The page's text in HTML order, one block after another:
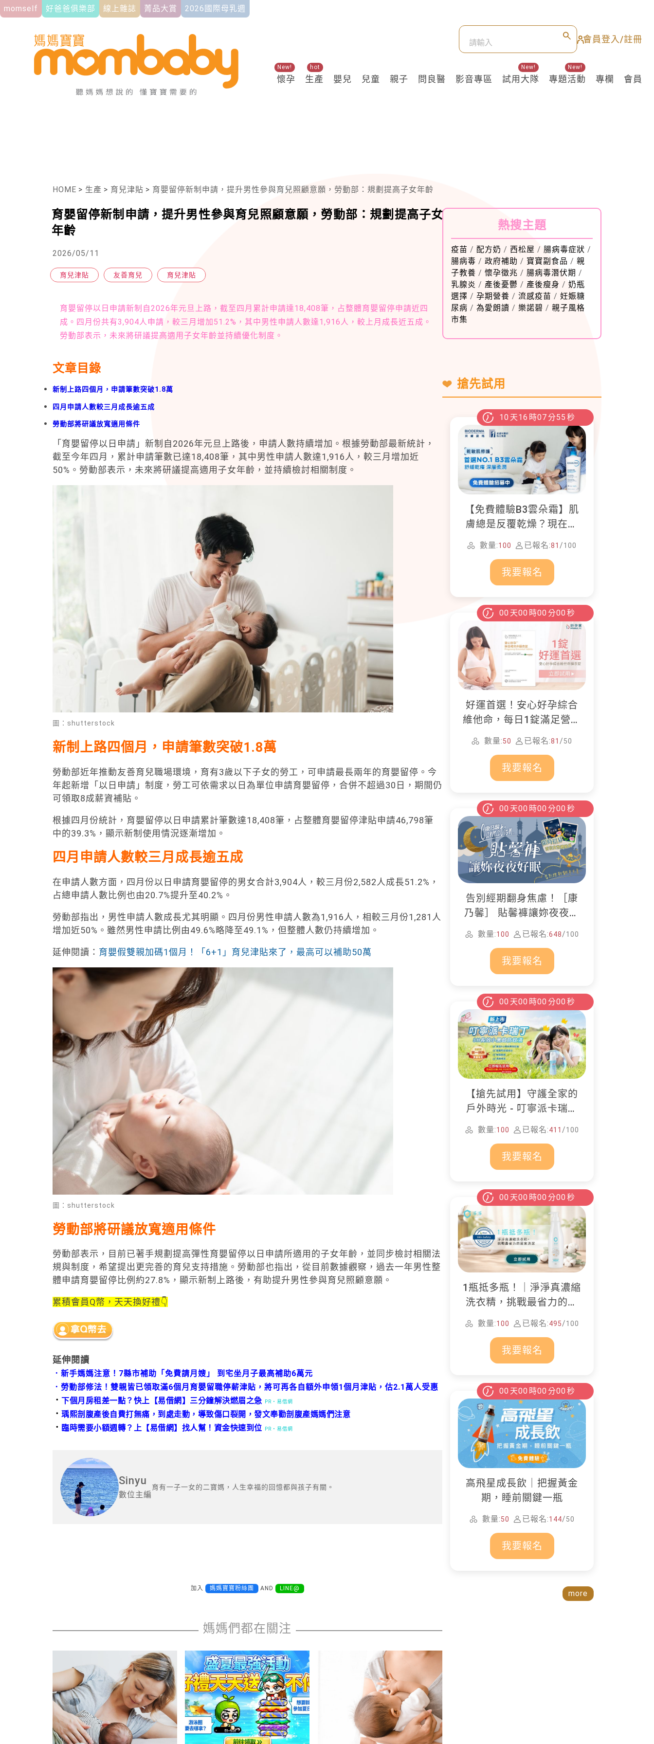
momself 好爸爸俱樂部 線上雜誌 菁品大賞 2026國際母乳週
會員登入/註冊
懷孕
New!
生產
hot
嬰兒 兒童 親子 問良醫 影音專區 試用大隊
New!
專題活動
New!
專欄 會員
HOME > 生產 > 育兒津貼 > 育嬰留停新制申請，提升男性參與育兒照顧意願，勞動部：規劃提高子女年齡
育嬰留停新制申請，提升男性參與育兒照顧意願，勞動部：規劃提高子女
年齡
2026/05/11
育兒津貼 友善育兒 育兒津貼
育嬰留停以日申請新制自2026年元旦上路，截至四月累計申請達18,408筆，占整體育嬰留停申請近四
成。四月份共有3,904人申請，較三月增加51.2%，其中男性申請人數達1,916人，較上月成長近五成。
勞動部表示，未來將研議提高適用子女年齡並持續優化制度。
文章目錄
新制上路四個月，申請筆數突破1.8萬
四月申請人數較三月成長逾五成
勞動部將研議放寬適用條件
「育嬰留停以日申請」新制自2026年元旦上路後，申請人數持續增加。根據勞動部最新統計，
截至今年四月，累計申請筆數已達18,408筆，其中男性申請人數達1,916人，較三月增加近
50%。勞動部表示，未來將研議提高適用子女年齡，並持續檢討相關制度。
圖：shutterstock
新制上路四個月，申請筆數突破1.8萬
勞動部近年推動友善育兒職場環境，育有3歲以下子女的勞工，可申請最長兩年的育嬰留停。今
年起新增「以日申請」制度，勞工可依需求以日為單位申請育嬰留停，合併不超過30日，期間仍
可領取8成薪資補貼。
根據四月份統計，育嬰留停以日申請累計筆數達18,408筆，占整體育嬰留停津貼申請46,798筆
中的39.3%，顯示新制使用情況逐漸增加。
四月申請人數較三月成長逾五成
在申請人數方面，四月份以日申請育嬰留停的男女合計3,904人，較三月份2,582人成長51.2%，
占總申請人數比例也由20.7%提升至40.2%。
勞動部指出，男性申請人數成長尤其明顯。四月份男性申請人數為1,916人，相較三月份1,281人
增加近50%。雖然男性申請比例由49.6%略降至49.1%，但整體人數仍持續增加。
延伸閱讀： 育嬰假雙親加碼1個月！「6+1」育兒津貼來了，最高可以補助50萬
圖：shutterstock
勞動部將研議放寬適用條件
勞動部表示，目前已著手規劃提高彈性育嬰留停以日申請所適用的子女年齡，並同步檢討相關法
規與制度，希望提出更完善的育兒支持措施。勞動部也指出，從目前數據觀察，過去一年男性整
體申請育嬰留停比例約27.8%，顯示新制上路後，有助提升男性參與育兒照顧意願。
累積會員Q幣，天天換好禮👇
延伸閱讀
． 新手媽媽注意！7縣市補助「免費請月嫂」 到宅坐月子最高補助6萬元
． 勞動部修法！雙親皆已領取滿6個月育嬰留職停薪津貼，將可再各自額外申領1個月津貼，估2.1萬人受惠
．下個月房租差一點？快上【易借網】三分鐘解決燃眉之急 PR・易借網
．瑀熙剖腹產後自費打無痛，到處走動，導致傷口裂開，發文奉勸剖腹產媽媽們注意
． 臨時需要小額週轉？上【易借網】找人幫！資金快速到位 PR・易借網
Sinyu
數位主編
育有一子一女的二寶媽，人生幸福的回憶都與孩子有關。
加入 媽媽寶寶粉絲團 AND LINE@
媽媽們都在關注
熱搜主題
疫苗 / 配方奶 / 西松屋 / 腸病毒症狀 /
腸病毒 / 政府補助 / 寶寶副食品 / 親
子教養 / 懷孕徵兆 / 腸病毒潛伏期 /
乳腺炎 / 產後憂鬱 / 產後瘦身 / 奶瓶
選擇 / 孕期營養 / 流感疫苗 / 妊娠糖
尿病 / 為愛朗讀 / 樂諾碧 / 親子風格
市集
搶先試用
10 天16 時07分54 秒
【免費體驗B3雲朵霜】肌
膚總是反覆乾燥？現在就
加入貝膚黛瑪修護體驗計
畫！
數量:100 已報名:81 /100
我要報名
00 天00 時00 分00 秒
好運首選！安心好孕綜合
維他命，每日1錠滿足營養
所需
數量:50 已報名:81 /50
我要報名
00 天00 時00 分00 秒
告別經期翻身焦慮！［康
乃馨］ 貼馨褲讓妳夜夜好
數量:100 已報名:648/100
我要報名
00 天00 時00 分00 秒
【搶先試用】守護全家的
戶外時光 - 叮寧派卡瑞丁
防蚊液
數量:100 已報名:411 /100
我要報名
00 天00 時00 分00 秒
1瓶抵多瓶！｜淨淨真濃縮
洗衣精，挑戰最省力的居
家清潔
數量:100 已報名:495/100
我要報名
00 天00 時00 分00 秒
高飛星成長飲｜把握黃金
期，睡前關鍵一瓶
數量:50 已報名:144/50
我要報名
more